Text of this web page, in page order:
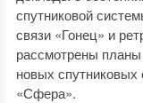
спутниковой
связи «Гонец» и
рассмотрены планы
новых спутниковых
«Сфера».